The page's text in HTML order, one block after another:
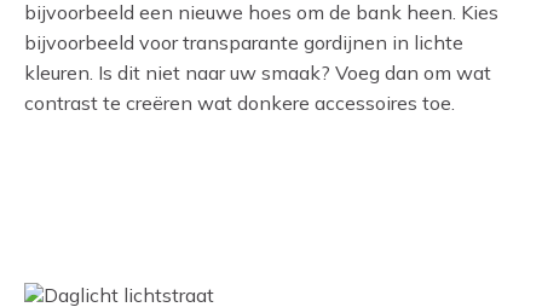
bijvoorbeeld een nieuwe hoes om de bank heen. Kies
bijvoorbeeld voor transparante gordijnen in lichte
kleuren. Is dit niet naar uw smaak? Voeg dan om wat
contrast te creëren wat donkere accessoires toe.